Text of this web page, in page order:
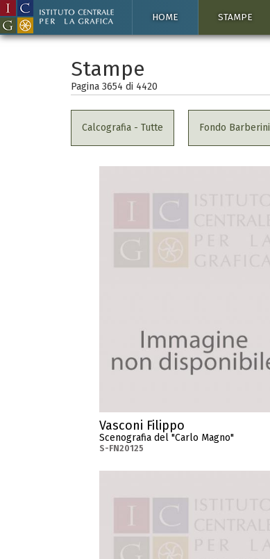
HOME STAMPE
Stampe
Pagina 3654 di 4420
Calcografia - Tutte Fondo Barberini
Vasconi Filippo
Scenografia del "Carlo Magno"
S-FN20125